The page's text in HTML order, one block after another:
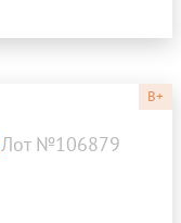
B+
Лот №106879